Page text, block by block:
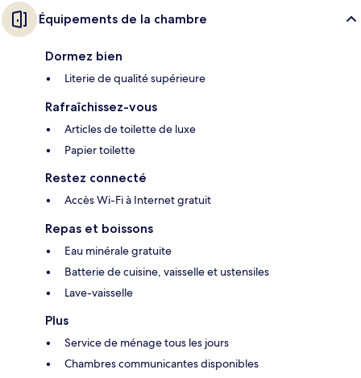
Équipements de la chambre
Dormez bien
Literie de qualité supérieure
Rafraîchissez-vous
Articles de toilette de luxe
Papier toilette
Restez connecté
Accès Wi-Fi à Internet gratuit
Repas et boissons
Eau minérale gratuite
Batterie de cuisine, vaisselle et ustensiles
Lave-vaisselle
Plus
Service de ménage tous les jours
Chambres communicantes disponibles